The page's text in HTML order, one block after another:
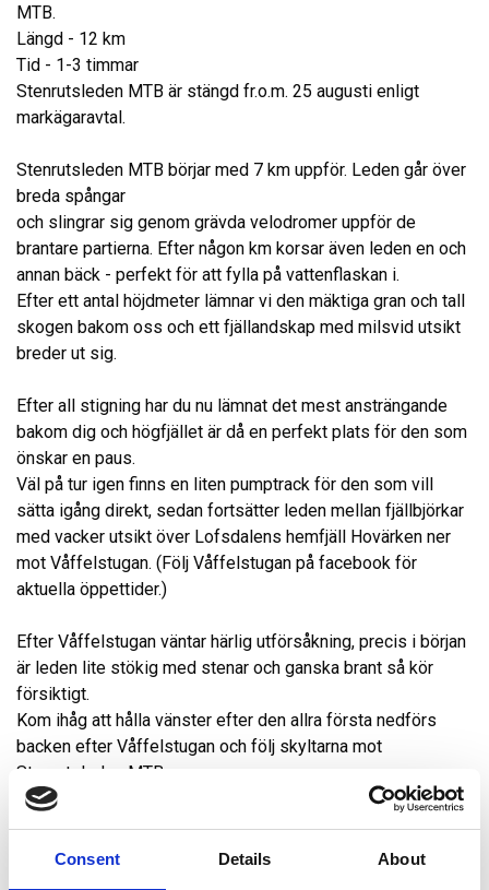
Consent Details About
MTB.
Längd - 12 km
Tid - 1-3 timmar
Stenrutsleden MTB är stängd fr.o.m. 25 augusti enligt
markägaravtal.
Stenrutsleden MTB börjar med 7 km uppför. Leden går över
breda spångar
och slingrar sig genom grävda velodromer uppför de
brantare partierna. Efter någon km korsar även leden en och
annan bäck - perfekt för att fylla på vattenflaskan i.
Efter ett antal höjdmeter lämnar vi den mäktiga gran och tall
skogen bakom oss och ett fjällandskap med milsvid utsikt
breder ut sig.
Efter all stigning har du nu lämnat det mest ansträngande
bakom dig och högfjället är då en perfekt plats för den som
önskar en paus.
Väl på tur igen finns en liten pumptrack för den som vill
sätta igång direkt, sedan fortsätter leden mellan fjällbjörkar
med vacker utsikt över Lofsdalens hemfjäll Hovärken ner
mot Våffelstugan. (Följ Våffelstugan på facebook för
aktuella öppettider.)
Efter Våffelstugan väntar härlig utförsåkning, precis i början
är leden lite stökig med stenar och ganska brant så kör
försiktigt.
Kom ihåg att hålla vänster efter den allra första nedförs
backen efter Våffelstugan och följ skyltarna mot
Stenrutsleden MTB.
Leden är byggd i härliga velodromer och här finns också
partier med naturlig stig. Tillbaka på Västvallen väntar ett